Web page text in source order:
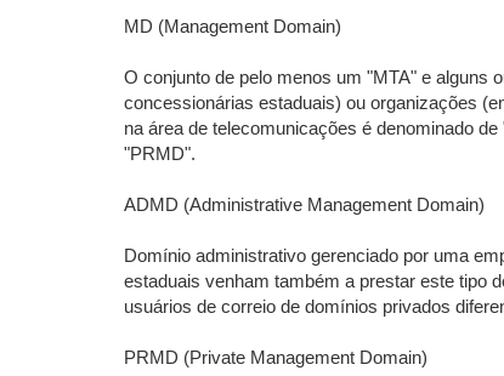
MD (Management Domain)
O conjunto de pelo menos um "MTA" e alguns
concessionárias estaduais) ou organizações
na área de telecomunicações é denominado
"PRMD".
ADMD (Administrative Management Domain)
Domínio administrativo gerenciado por uma
estaduais venham também a prestar este tipo
usuários de correio de domínios privados
PRMD (Private Management Domain)